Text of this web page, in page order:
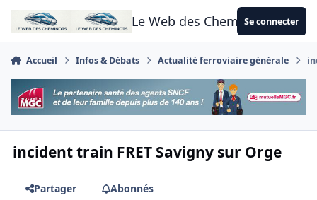
Aller au contenu
Le Web des CheminotsSe connecter
Accueil Infos & Débats Actualité ferroviaire générale
incident train FRET Savigny sur Orge
Partager
Abonnés